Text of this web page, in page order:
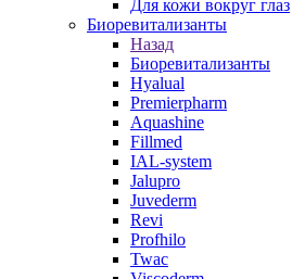
Для кожи вокруг глаз
Биоревитализанты
Назад
Биоревитализанты
Hyalual
Premierpharm
Aquashine
Fillmed
IAL-system
Jalupro
Juvederm
Revi
Profhilo
Twac